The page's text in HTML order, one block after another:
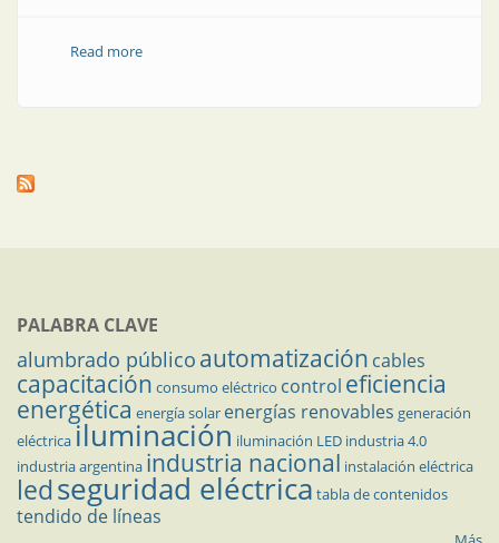
Read moreabout Cambio obligatorio de medidores aptos
PALABRA CLAVE
alumbrado público automatización cables
capacitación consumo eléctrico control eficiencia
energética energía solar energías renovables generación
eléctricailuminación iluminación LED industria 4.0
industria argentina industria nacional instalación eléctrica
ledseguridad eléctrica tabla de contenidos
tendido de líneas